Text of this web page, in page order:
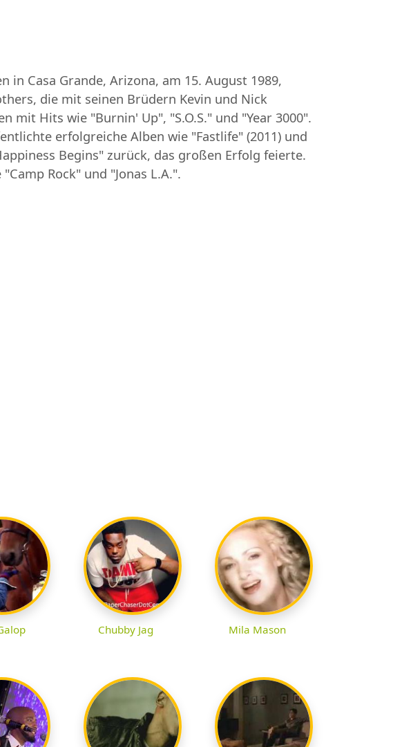
in Casa Grande, Arizona, am 15. August 1989,
die mit seinen Brüdern Kevin und Nick
mit Hits wie "Burnin' Up", "S.O.S." und "Year 3000".
erfolgreiche Alben wie "Fastlife" (2011) und
Begins" zurück, das großen Erfolg feierte.
Rock" und "Jonas L.A.".
Chubby Jag Mila Mason